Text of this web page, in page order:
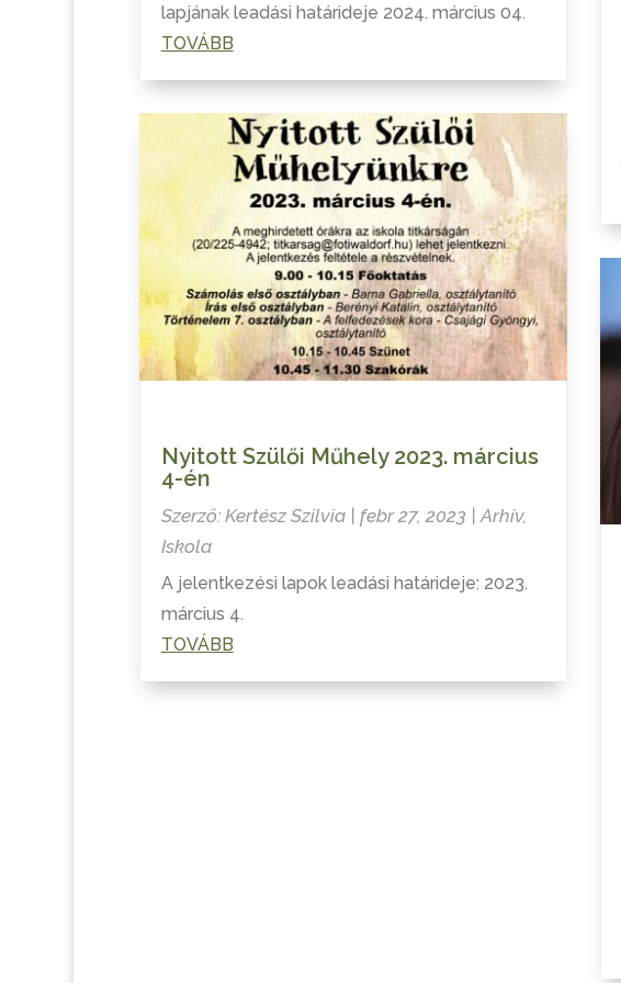
lapjának leadási határideje 2024. március 04.
TOVÁBB
Nyitott Szülői Műhely 2023. március
4-én
Szerző: Kertész Szilvia| febr 27, 2023| Arhív,
Iskola
A jelentkezési lapok leadási határideje: 2023.
március 4.
TOVÁBB